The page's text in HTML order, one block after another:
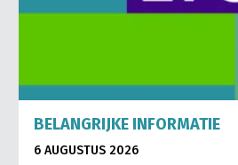
BELANGRIJKE INFORMATIE
6 AUGUSTUS 2026